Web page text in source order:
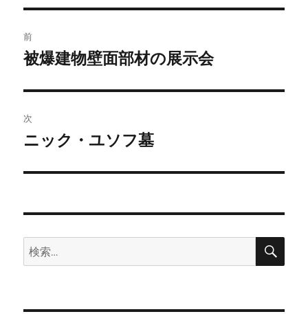
稿
ビ
ゲ
ー
ン
前
前
投
稿:
被爆建物壁面部材の展示会
次
次
投
ニック・ユソフ墓
検
索:
検